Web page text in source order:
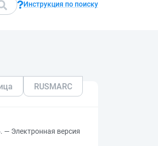
Инструкция по поиску
RUSMARC
— Электронная версия